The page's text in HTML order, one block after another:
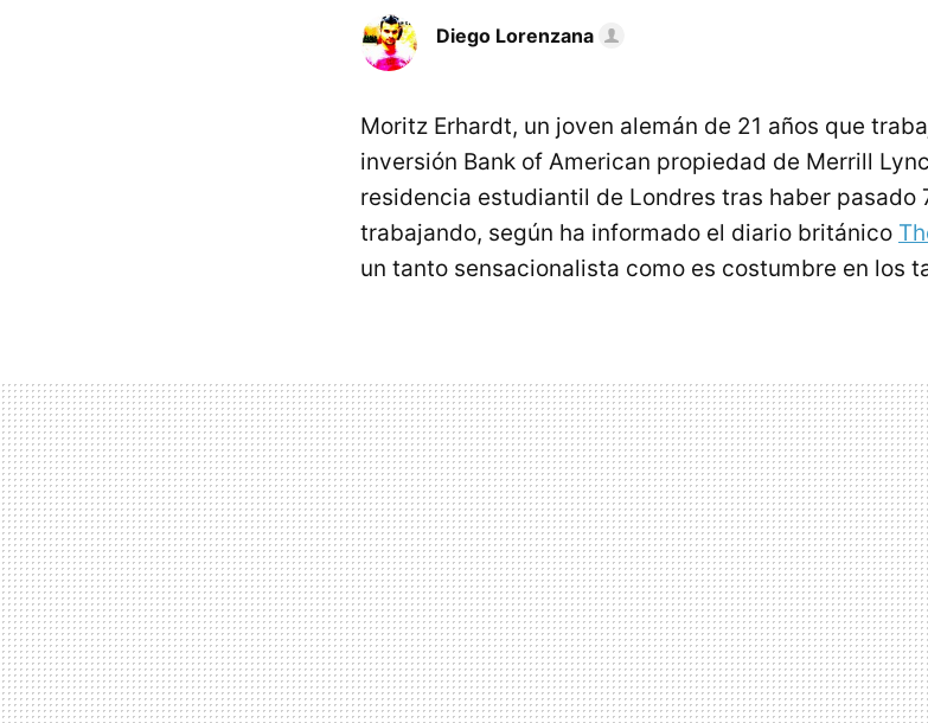
Diego Lorenzana
Moritz Erhardt, un joven alemán de 21 años que
inversión Bank of American propiedad de Merrill
residencia estudiantil de Londres tras haber pasado
trabajando, según ha informado el diario británico
un tanto sensacionalista como es costumbre en los